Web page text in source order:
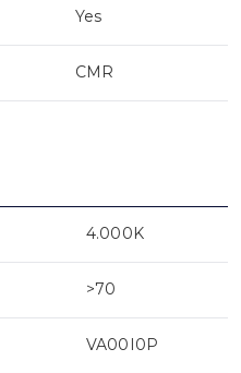
Yes
CMR
4.000K
>70
VA00I0P